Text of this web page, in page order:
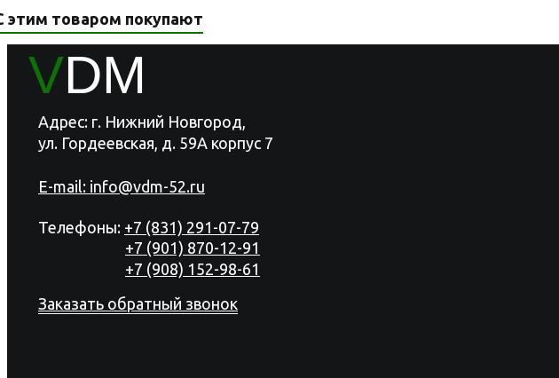
этим товаром покупают
VDM
Адрес: г. Нижний Новгород,
ул. Гордеевская, д. 59А корпус 7
E-mail: info@vdm-52.ru
Телефоны: +7 (831) 291-07-79
+7 (901) 870-12-91
+7 (908) 152-98-61
Заказать обратный звонок